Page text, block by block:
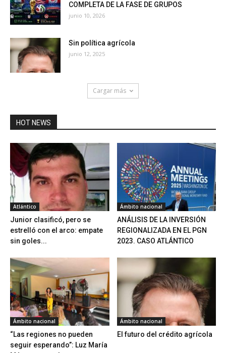
COMPLETA DE LA FASE DE GRUPOS
junio 10, 2026
Sin política agrícola
junio 12, 2025
Cargar más
HOT NEWS
Atlántico
Junior clasificó, pero se
estrelló con el arco: empate
sin goles...
Ámbito nacional
ANÁLISIS DE LA INVERSIÓN
REGIONALIZADA EN EL PGN
2023. CASO ATLÁNTICO
Ámbito nacional
“Las regiones no pueden
seguir esperando”: Luz María
Ámbito nacional
El futuro del crédito agrícola